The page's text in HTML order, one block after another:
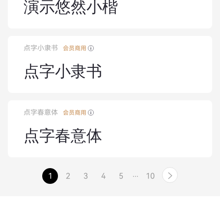
演示悠然小楷
点字小隶书 会员商用
点字小隶书
点字春意体 会员商用
点字春意体
1 2 3 4 5 ... 10 